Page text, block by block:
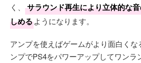
く、
サラウンド再生により立体的な
しめるようになります。
アンプを使えばゲームがより面白く
ンプでPS4をパワーアップしてワンラ